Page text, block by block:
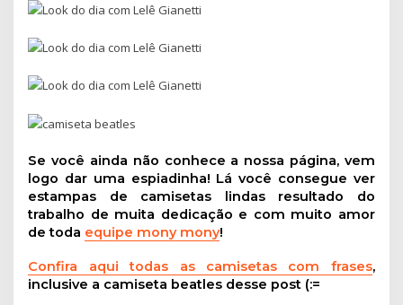
Se você ainda não conhece a nossa página, vem
logo dar uma espiadinha! Lá você consegue ver
estampas de camisetas lindas resultado do
trabalho de muita dedicação e com muito amor
de toda equipe mony mony!
Confira aqui todas as camisetas com frases,
inclusive a camiseta beatles desse post (:=